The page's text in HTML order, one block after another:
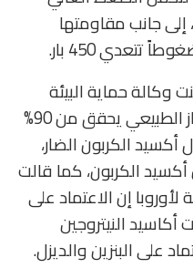
إلى جانب مقاومتها
تتعدي 450 بار.
وكالة حماية البيئة
الأمريكية أن الاعتماد على الغاز الطبيعي يحقق من 90%
أكسيد الكربون الضار،
أكسيد الكربون، كما قالت
إن الاعتماد على
أكاسيد النيتروجين